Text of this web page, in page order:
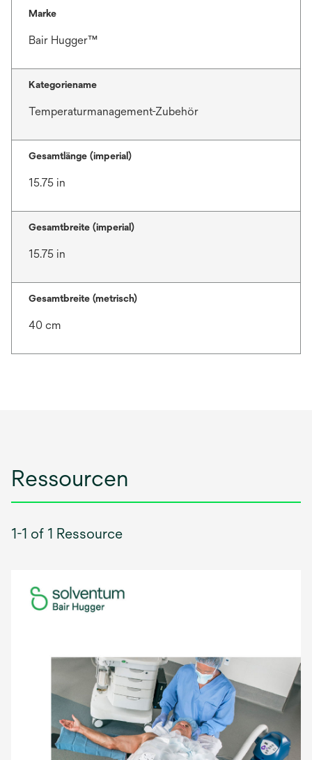
Marke
Bair Hugger™
Kategoriename
Temperaturmanagement-Zubehör
Gesamtlänge (imperial)
15.75 in
Gesamtbreite (imperial)
15.75 in
Gesamtbreite (metrisch)
40 cm
Ressourcen
1-1 of 1 Ressource